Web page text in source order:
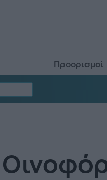
Προορισμοί